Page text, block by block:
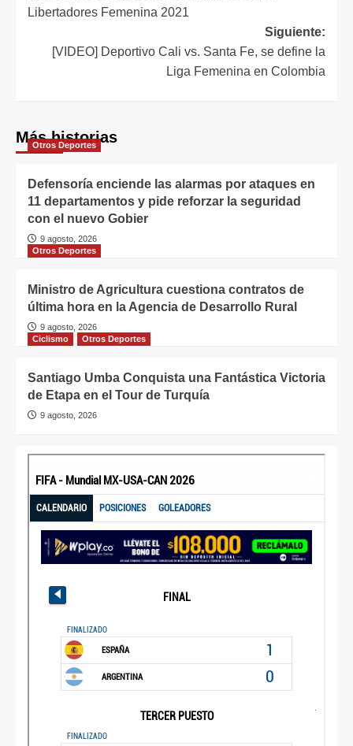
Libertadores Femenina 2021
Siguiente:
[VIDEO] Deportivo Cali vs. Santa Fe, se define la
Liga Femenina en Colombia
Más historias
Otros Deportes
Defensoría enciende las alarmas por ataques en
11 departamentos y pide reforzar la seguridad
con el nuevo Gobier
9 agosto, 2026
Otros Deportes
Ministro de Agricultura cuestiona contratos de
última hora en la Agencia de Desarrollo Rural
9 agosto, 2026
Ciclismo
Otros Deportes
Santiago Umba Conquista una Fantástica Victoria
de Etapa en el Tour de Turquía
9 agosto, 2026